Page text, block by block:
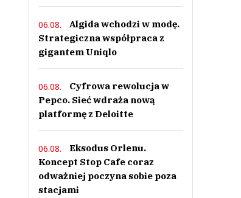
06.08.
Algida wchodzi w modę.
Strategiczna współpraca z
gigantem Uniqlo
06.08.
Cyfrowa rewolucja w
Pepco. Sieć wdraża nową
platformę z Deloitte
06.08.
Eksodus Orlenu.
Koncept Stop Cafe coraz
odważniej poczyna sobie poza
stacjami